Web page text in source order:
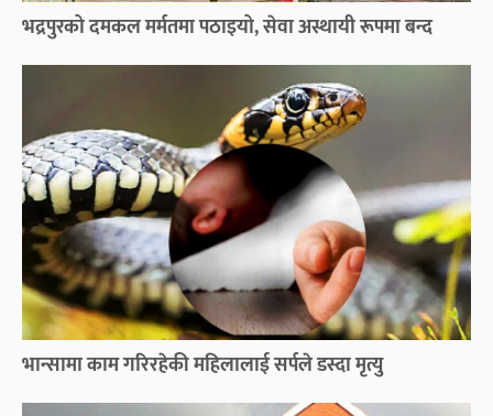
भद्रपुरको दमकल मर्मतमा पठाइयो, सेवा अस्थायी रूपमा बन्द
भान्सामा काम गरिरहेकी महिलालाई सर्पले डस्दा मृत्यु